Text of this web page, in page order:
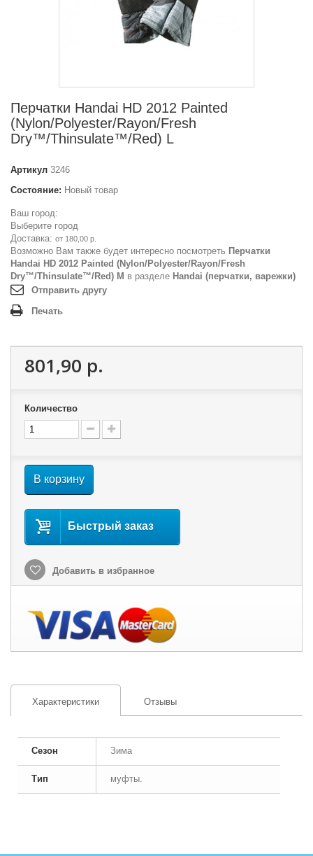
Перчатки Handai HD 2012 Painted
(Nylon/Polyester/Rayon/Fresh
Dry™/Thinsulate™/Red) L
Артикул 3246
Состояние: Новый товар
Ваш город:
Выберите город
Доставка: от 180,00 р.
Возможно Вам также будет интересно посмотреть Перчатки
Handai HD 2012 Painted (Nylon/Polyester/Rayon/Fresh
Dry™/Thinsulate™/Red) M в разделе Handai (перчатки, варежки)
Отправить другу
Печать
801,90 р.
Количество
В корзину
Быстрый заказ
Добавить в избранное
Характеристики Отзывы
Сезон Зима
Тип муфты.